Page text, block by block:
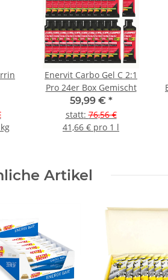
Enervit Carbo Gel C 2:1
Pro 24er Box Gemischt
59,99 € *
statt:76,56 €
41,66 € pro 1 l
Artikel